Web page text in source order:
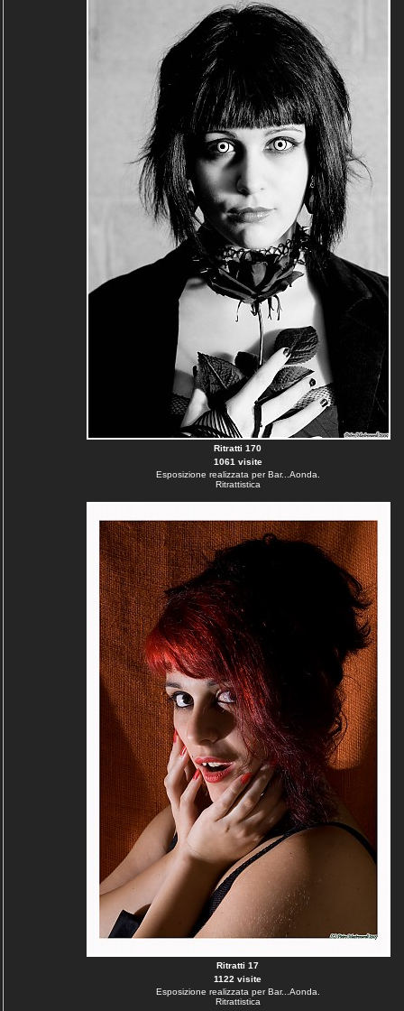
Ritratti 170
1061 visite
Esposizione realizzata per Bar...Aonda.
Ritrattistica
Ritratti 17
1122 visite
Esposizione realizzata per Bar...Aonda.
Ritrattistica